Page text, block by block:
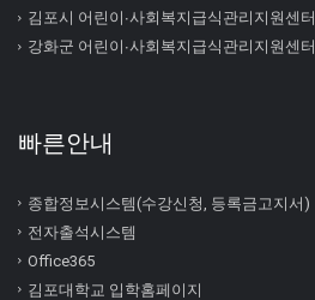
김포시 어린이∙사회복지급식관리지원센터
강화군 어린이∙사회복지급식관리지원센터
빠른안내
종합정보시스템(수강신청, 등록금고지서)
전자출석시스템
Office365
김포대학교 입학홈페이지